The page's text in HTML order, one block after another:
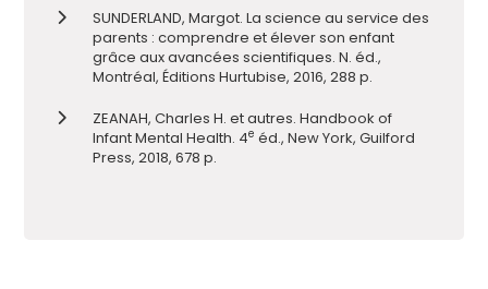
SUNDERLAND, Margot. La science au service des
parents : comprendre et élever son enfant
grâce aux avancées scientifiques. N. éd.,
Montréal, Éditions Hurtubise, 2016, 288 p.
ZEANAH, Charles H. et autres. Handbook of
Infant Mental Health. 4e éd., New York, Guilford
Press, 2018, 678 p.